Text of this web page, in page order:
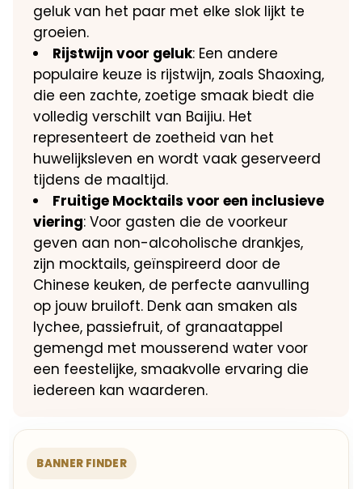
geluk van het paar met elke slok lijkt te
groeien.
Rijstwijn voor geluk: Een andere
populaire keuze is rijstwijn, zoals Shaoxing,
die een zachte, zoetige smaak biedt die
volledig verschilt van Baijiu. Het
representeert de zoetheid van het
huwelijksleven en wordt vaak geserveerd
tijdens de maaltijd.
Fruitige Mocktails voor een inclusieve
viering: Voor gasten die de voorkeur
geven aan non-alcoholische drankjes,
zijn mocktails, geïnspireerd door de
Chinese keuken, de perfecte aanvulling
op jouw bruiloft. Denk aan smaken als
lychee, passiefruit, of granaatappel
gemengd met mousserend water voor
een feestelijke, smaakvolle ervaring die
iedereen kan waarderen.
BANNER FINDER